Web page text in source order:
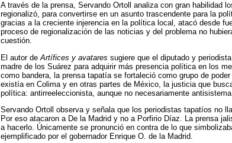
A través de la prensa, Servando Ortoll analiza con gran habilidad
regionalizó, para convertirse en un asunto trascendente para la
gracias a la creciente injerencia en la política local, atacó desde
proceso de regionalización de las noticias y del problema no
cuestión.
El autor de Artífices y avatares sugiere que el diputado y
madre de los Suárez para adquirir más presencia política en los
como bandera, la prensa tapatía se fortaleció como grupo de
existía en Colima y en otras partes de México, la justicia que
política: antirreeleccionista, aunque no necesariamente antisistema.
Servando Ortoll observa y señala que los periodistas tapatíos no
Por eso atacaron a De la Madrid y no a Porfirio Díaz. La prensa
a hacerlo. Únicamente se pronunció en contra de lo que
ejemplificado por el gobernador Enrique O. de la Madrid.